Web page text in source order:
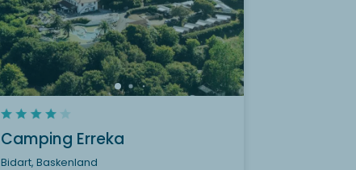
Camping Erreka
Bidart, Baskenland